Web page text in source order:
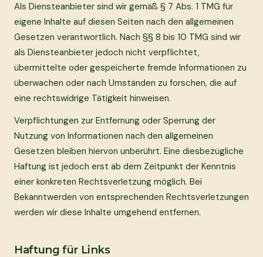
Als Diensteanbieter sind wir gemäß § 7 Abs. 1 TMG für
eigene Inhalte auf diesen Seiten nach den allgemeinen
Gesetzen verantwortlich. Nach §§ 8 bis 10 TMG sind wir
als Diensteanbieter jedoch nicht verpflichtet,
übermittelte oder gespeicherte fremde Informationen zu
überwachen oder nach Umständen zu forschen, die auf
eine rechtswidrige Tätigkeit hinweisen.
Verpflichtungen zur Entfernung oder Sperrung der
Nutzung von Informationen nach den allgemeinen
Gesetzen bleiben hiervon unberührt. Eine diesbezügliche
Haftung ist jedoch erst ab dem Zeitpunkt der Kenntnis
einer konkreten Rechtsverletzung möglich. Bei
Bekanntwerden von entsprechenden Rechtsverletzungen
werden wir diese Inhalte umgehend entfernen.
Haftung für Links